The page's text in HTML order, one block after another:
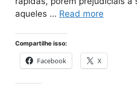
aqueles … Read more
Compartilhe isso:
Facebook X